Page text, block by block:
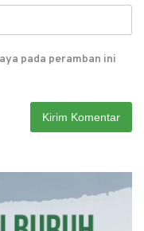
pada peramban ini